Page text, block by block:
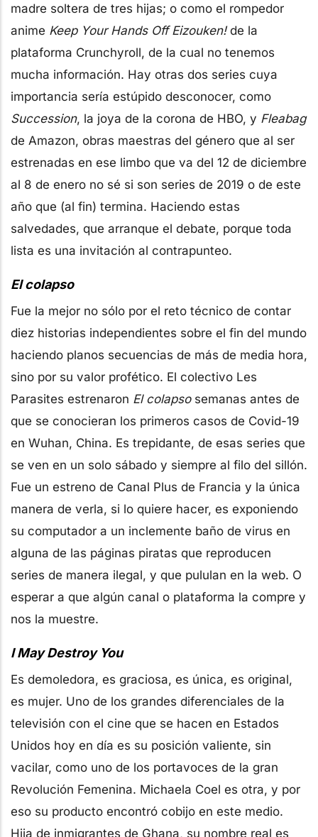
madre soltera de tres hijas; o como el rompedor
anime Keep Your Hands Off Eizouken!de la
plataforma Crunchyroll, de la cual no tenemos
mucha información. Hay otras dos series cuya
importancia sería estúpido desconocer, como
Succession, la joya de la corona de HBO, y Fleabag
de Amazon, obras maestras del género que al ser
estrenadas en ese limbo que va del 12 de diciembre
al 8 de enero no sé si son series de 2019 o de este
año que (al fin) termina. Haciendo estas
salvedades, que arranque el debate, porque toda
lista es una invitación al contrapunteo.
El colapso
Fue la mejor no sólo por el reto técnico de contar
diez historias independientes sobre el fin del mundo
haciendo planos secuencias de más de media hora,
sino por su valor profético. El colectivo Les
Parasites estrenaron El colapsosemanas antes de
que se conocieran los primeros casos de Covid-19
en Wuhan, China. Es trepidante, de esas series que
se ven en un solo sábado y siempre al filo del sillón.
Fue un estreno de Canal Plus de Francia y la única
manera de verla, si lo quiere hacer, es exponiendo
su computador a un inclemente baño de virus en
alguna de las páginas piratas que reproducen
series de manera ilegal, y que pululan en la web. O
esperar a que algún canal o plataforma la compre y
nos la muestre.
I May Destroy You
Es demoledora, es graciosa, es única, es original,
es mujer. Uno de los grandes diferenciales de la
televisión con el cine que se hacen en Estados
Unidos hoy en día es su posición valiente, sin
vacilar, como uno de los portavoces de la gran
Revolución Femenina. Michaela Coel es otra, y por
eso su producto encontró cobijo en este medio.
Hija de inmigrantes de Ghana, su nombre real es